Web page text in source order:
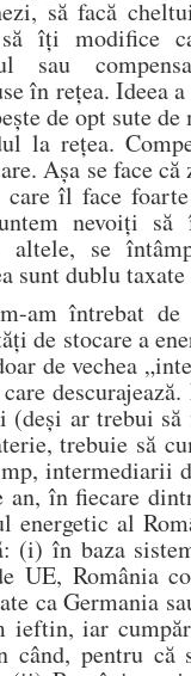
să facă
să îți modifice
sau
în rețea. Ideea
de opt sute
la rețea.
Așa se face
care îl face
nevoiți să
altele, se
sunt dublu
am întrebat
de stocare a
de vechea
(deși ar trebui
trebuie să
intermediarii
an, în fiecare
energetic al
(i) în baza
UE, România
ca Germania
ieftin, iar
când, pentru că